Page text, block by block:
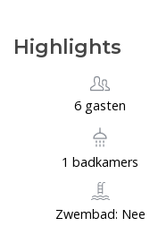
Highlights
6 gasten
1 badkamers
Zwembad: Nee